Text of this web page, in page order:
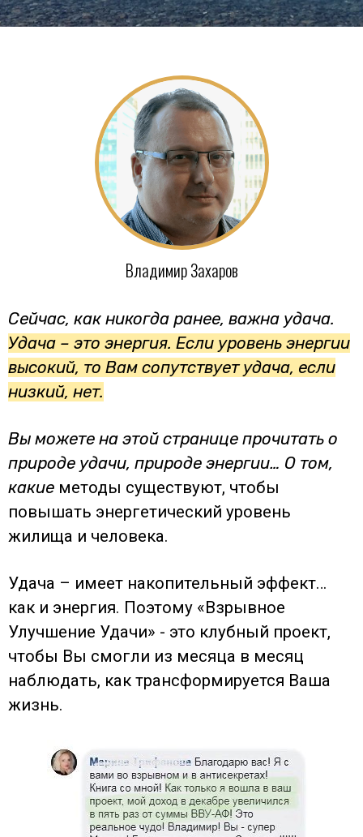
Владимир Захаров
Сейчас, как никогда ранее, важна удача.
Удача – это энергия. Если уровень энергии
высокий, то Вам сопутствует удача, если
низкий, нет.
Вы можете на этой странице прочитать о
природе удачи, природе энергии… О том,
какие методы существуют, чтобы
повышать энергетический уровень
жилища и человека.
Удача – имеет накопительный эффект…
как и энергия. Поэтому «Взрывное
Улучшение Удачи» - это клубный проект,
чтобы Вы смогли из месяца в месяц
наблюдать, как трансформируется Ваша
жизнь.